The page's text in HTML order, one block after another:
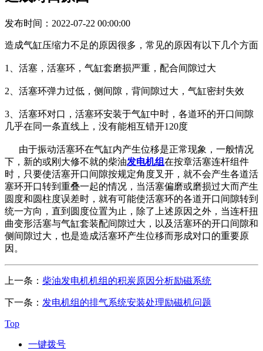
发布时间：2022-07-22 00:00:00
造成气缸压缩力不足的原因很多，常见的原因有以下几个方面
1、活塞，活塞环，气缸套磨损严重，配合间隙过大
2、活塞环弹力过低，侧间隙，背间隙过大，气缸密封失效
3、活塞环对口，活塞环安装于气缸中时，各道环的开口间隙
几乎在同一条直线上，没有能相互错开120度
由于振动活塞环在气缸内产生位移是正常现象，一般情况
下，新的或刚大修不就的柴油发电机组在按章活塞连杆组件
时，只要使活塞开口间隙按规定角度叉开，就不会产生各道活
塞环开口转到重叠一起的情况，当活塞偏磨或磨损过大而产生
圆度和圆柱度误差时，就有可能使活塞环的各道开口间隙转到
统一方向，直到圆度位置为止，除了上述原因之外，当连杆扭
曲变形活塞与气缸套装配间隙过大，以及活塞环的开口间隙和
侧间隙过大，也是造成活塞环产生位移而形成对口的重要原
因。
上一条： 柴油发电机机组的积炭原因分析励磁系统
下一条： 发电机组的排气系统安装处理励磁机问题
Top
一键拨号